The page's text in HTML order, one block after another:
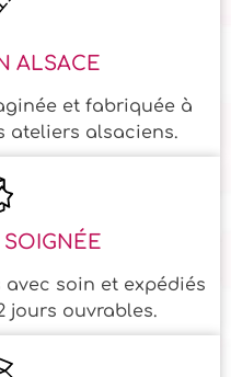
ALSACE
et fabriquée à
ateliers alsaciens.
soin et expédiés
jours ouvrables.